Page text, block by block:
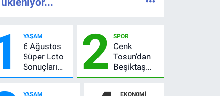
YAŞAM
6 Ağustos
Süper Loto
Sonuçları
Açıklandı!
2 SPOR
Cenk
Tosun’dan
Beşiktaş
açıklaması:
YAŞAM EKONOMI